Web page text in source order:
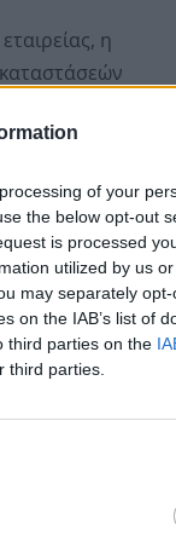
of your
the below opt-out
is processed
utilized by us
may separately
on the IAB’s list of
third parties on the
third parties.
η
η ενίσχυση
υψηλής
παραγωγικές
τήρηση